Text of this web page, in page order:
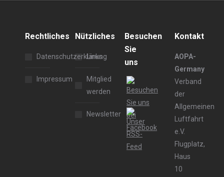
Rechtliches
Datenschutzerklärung
Impressum
Nützliches
Links
Mitglied
werden
Newsletter
Besuchen
Sie
uns
Kontakt
AOPA-
Germany
Verband
der
Allgemeinen
Luftfahrt
e.V.
Flugplatz,
Haus
10